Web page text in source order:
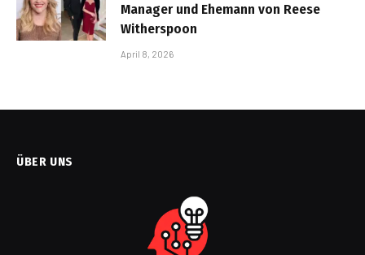
Manager und Ehemann von Reese
Witherspoon
April 8, 2026
ÜBER UNS